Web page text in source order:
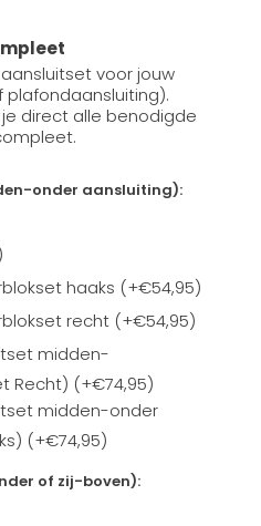
voor jouw
direct alle benodigde
onder aansluiting):
haaks (+€54,95)
recht (+€54,95)
midden-
Recht) (+€74,95)
midden-onder
(+€74,95)
of zij-boven):